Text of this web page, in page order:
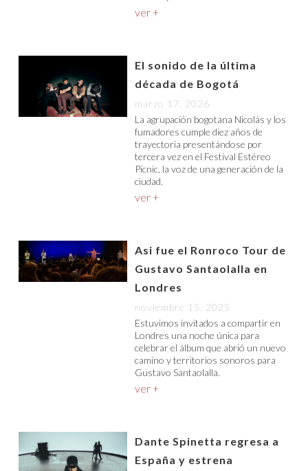
ver +
El sonido de la última
década de Bogotá
marzo 17, 2026
La agrupación bogotana Nicolás y los
fumadores cumple diez años de
trayectoria presentándose por
tercera vez en el Festival Estéreo
Picnic, la voz de una generación de la
ciudad.
ver +
Asi fue el Ronroco Tour de
Gustavo Santaolalla en
Londres
noviembre 15, 2025
Estuvimos invitados a compartir en
Londres una noche única para
celebrar el álbum que abrió un nuevo
camino y territorios sonoros para
Gustavo Santaolalla.
ver +
Dante Spinetta regresa a
España y estrena